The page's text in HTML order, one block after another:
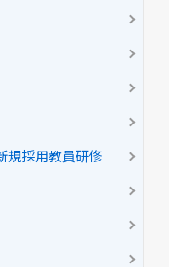
規採用教員研修